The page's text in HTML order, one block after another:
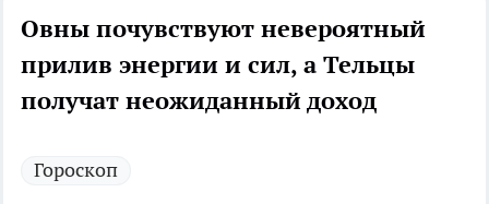
Овны почувствуют невероятный
прилив энергии и сил, а Тельцы
получат неожиданный доход
Гороскоп